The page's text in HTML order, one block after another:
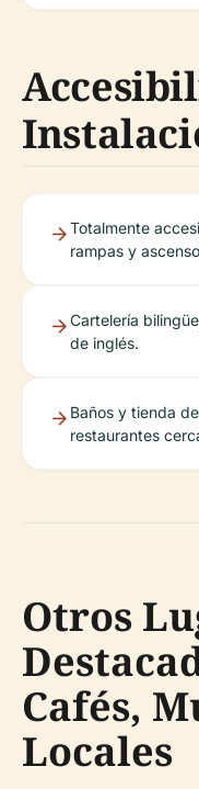
Totalmente
rampas y
Cartelería
de inglés.
Baños y tienda
restaurantes
Otros
Cafés,
Locales